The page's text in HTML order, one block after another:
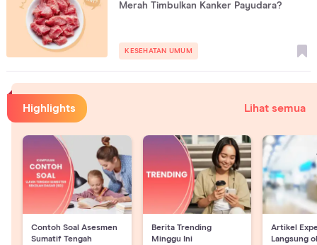
Merah Timbulkan Kanker Payudara?
KESEHATAN UMUM
Highlights Lihat semua
Contoh Soal Asesmen
Sumatif Tengah
Berita Trending
Minggu Ini
Artikel
Langsung